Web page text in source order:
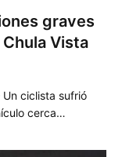
graves
Vista
ciclista sufrió
cerca…